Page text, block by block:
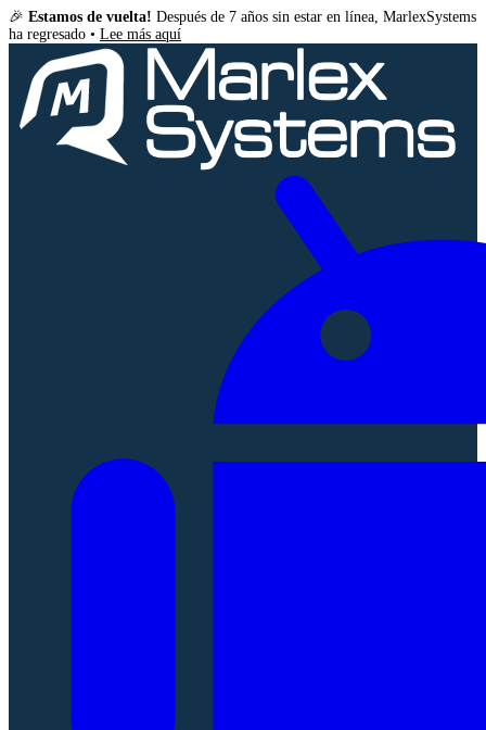
🎉 Estamos de vuelta! Después de 7 años sin estar en línea, MarlexSystems
ha regresado • Lee más aquí